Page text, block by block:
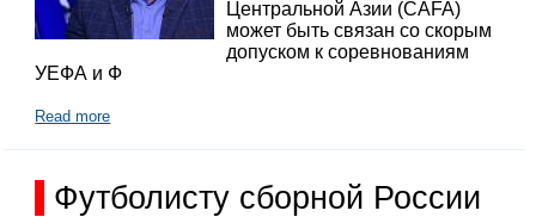
Центральной Азии (CAFA)
может быть связан со скорым
допуском к соревнованиям
УЕФА и Ф
Read more
Футболисту сборной России